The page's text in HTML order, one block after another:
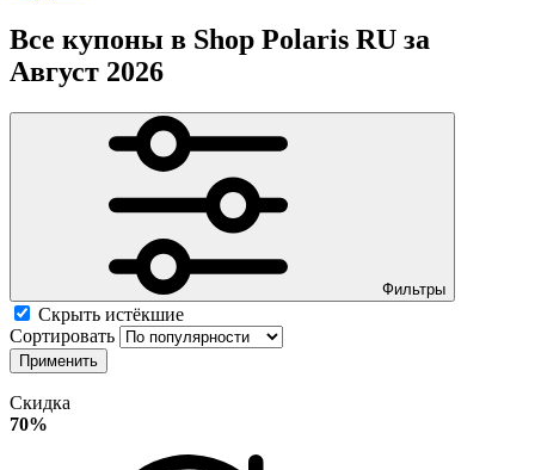
Все купоны в Shop Polaris RU за
Август 2026
Фильтры
Скрыть истёкшие
Сортировать
Применить
Скидка
70%